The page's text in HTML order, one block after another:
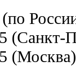
(по
(Санкт-
(Москва)